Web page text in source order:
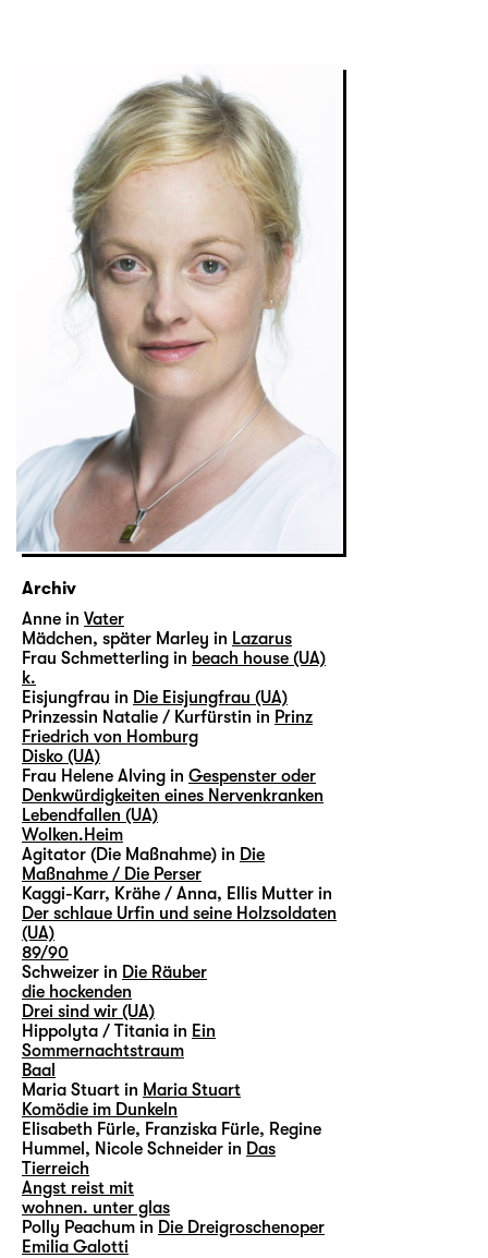
Archiv
Anne in Vater
Mädchen, später Marley in Lazarus
Frau Schmetterling in beach house (UA)
k.
Eisjungfrau in Die Eisjungfrau (UA)
Prinzessin Natalie / Kurfürstin in Prinz
Friedrich von Homburg
Disko (UA)
Frau Helene Alving in Gespenster oder
Denkwürdigkeiten eines Nervenkranken
Lebendfallen (UA)
Wolken.Heim
Agitator (Die Maßnahme) in Die
Maßnahme / Die Perser
Kaggi-Karr, Krähe / Anna, Ellis Mutter in
Der schlaue Urfin und seine Holzsoldaten
(UA)
89/90
Schweizer in Die Räuber
die hockenden
Drei sind wir (UA)
Hippolyta / Titania in Ein
Sommernachtstraum
Baal
Maria Stuart in Maria Stuart
Komödie im Dunkeln
Elisabeth Fürle, Franziska Fürle, Regine
Hummel, Nicole Schneider in Das
Tierreich
Angst reist mit
wohnen. unter glas
Polly Peachum in Die Dreigroschenoper
Emilia Galotti